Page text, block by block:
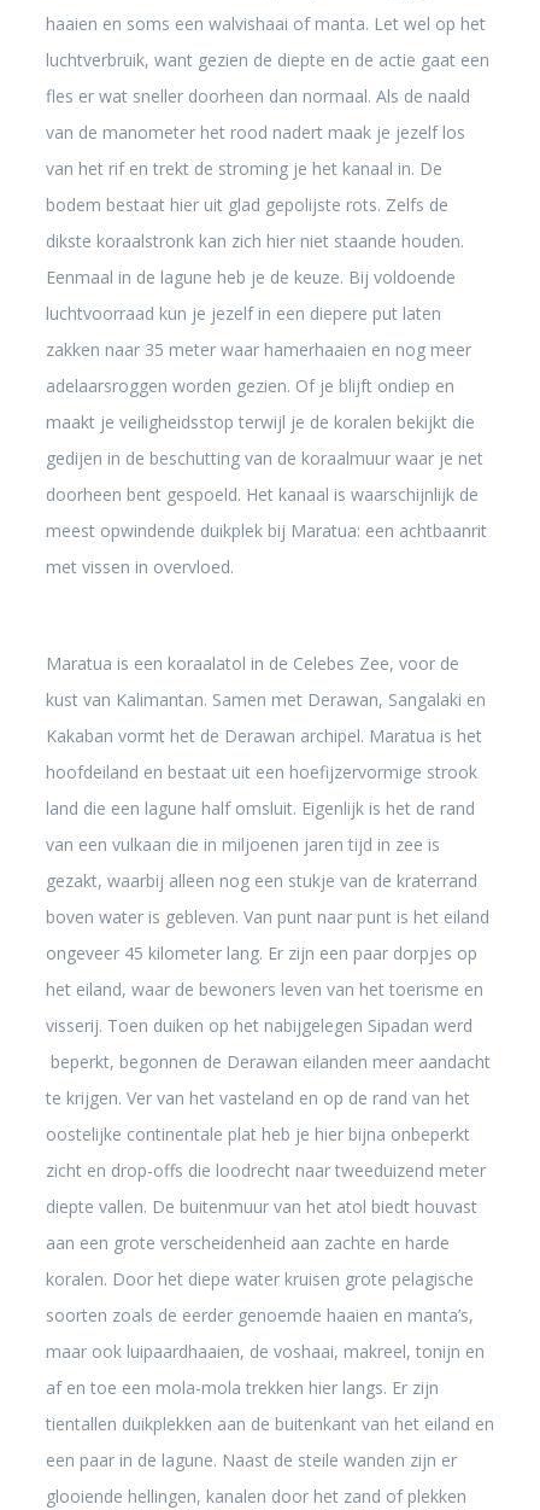
haaien en soms een walvishaai of manta. Let wel op het
luchtverbruik, want gezien de diepte en de actie gaat een
fles er wat sneller doorheen dan normaal. Als de naald
van de manometer het rood nadert maak je jezelf los
van het rif en trekt de stroming je het kanaal in. De
bodem bestaat hier uit glad gepolijste rots. Zelfs de
dikste koraalstronk kan zich hier niet staande houden.
Eenmaal in de lagune heb je de keuze. Bij voldoende
luchtvoorraad kun je jezelf in een diepere put laten
zakken naar 35 meter waar hamerhaaien en nog meer
adelaarsroggen worden gezien. Of je blijft ondiep en
maakt je veiligheidsstop terwijl je de koralen bekijkt die
gedijen in de beschutting van de koraalmuur waar je net
doorheen bent gespoeld. Het kanaal is waarschijnlijk de
meest opwindende duikplek bij Maratua: een achtbaanrit
met vissen in overvloed.
Maratua is een koraalatol in de Celebes Zee, voor de
kust van Kalimantan. Samen met Derawan, Sangalaki en
Kakaban vormt het de Derawan archipel. Maratua is het
hoofdeiland en bestaat uit een hoefijzervormige strook
land die een lagune half omsluit. Eigenlijk is het de rand
van een vulkaan die in miljoenen jaren tijd in zee is
gezakt, waarbij alleen nog een stukje van de kraterrand
boven water is gebleven. Van punt naar punt is het eiland
ongeveer 45 kilometer lang. Er zijn een paar dorpjes op
het eiland, waar de bewoners leven van het toerisme en
visserij. Toen duiken op het nabijgelegen Sipadan werd
beperkt, begonnen de Derawan eilanden meer aandacht
te krijgen. Ver van het vasteland en op de rand van het
oostelijke continentale plat heb je hier bijna onbeperkt
zicht en drop-offs die loodrecht naar tweeduizend meter
diepte vallen. De buitenmuur van het atol biedt houvast
aan een grote verscheidenheid aan zachte en harde
koralen. Door het diepe water kruisen grote pelagische
soorten zoals de eerder genoemde haaien en manta’s,
maar ook luipaardhaaien, de voshaai, makreel, tonijn en
af en toe een mola-mola trekken hier langs. Er zijn
tientallen duikplekken aan de buitenkant van het eiland en
een paar in de lagune. Naast de steile wanden zijn er
glooiende hellingen, kanalen door het zand of plekken